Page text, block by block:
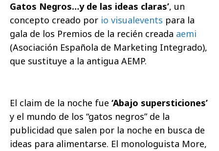
Gatos Negros…y de las ideas claras’, un
concepto creado por io visualevents para la
gala de los Premios de la recién creada aemi
(Asociación Española de Marketing Integrado),
que sustituye a la antigua AEMP.
El claim de la noche fue ‘Abajo supersticiones’
y el mundo de los “gatos negros” de la
publicidad que salen por la noche en busca de
ideas para alimentarse. El monologuista More,